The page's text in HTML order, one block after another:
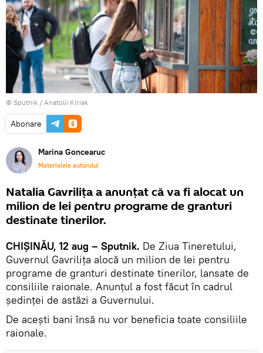
© Sputnik / Anatolii Kiriak
Abonare
Marina Goncearuc
Materialele autorului
Natalia Gavrilița a anunțat că va fi alocat un
milion de lei pentru programe de granturi
destinate tinerilor.
CHIȘINĂU, 12 aug – Sputnik. De Ziua Tineretului,
Guvernul Gavrilița alocă un milion de lei pentru
programe de granturi destinate tinerilor, lansate de
consiliile raionale. Anunțul a fost făcut în cadrul
ședinței de astăzi a Guvernului.
De acești bani însă nu vor beneficia toate consiliile
raionale.